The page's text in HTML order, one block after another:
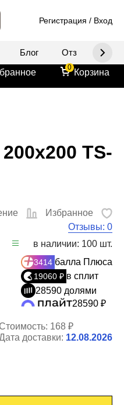
Регистрация / Вход
Блог Отзывы
0 Корзина
TS-
Избранное
Отзывы: 0
в наличии: 100 шт.
3414 балла Плюса
19060 ₽ в сплит
28590 долями
28590 ₽
Стоимость: 168 ₽
доставки: 12.08.2026